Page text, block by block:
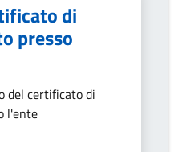
di
presso
del certificato di
l'ente